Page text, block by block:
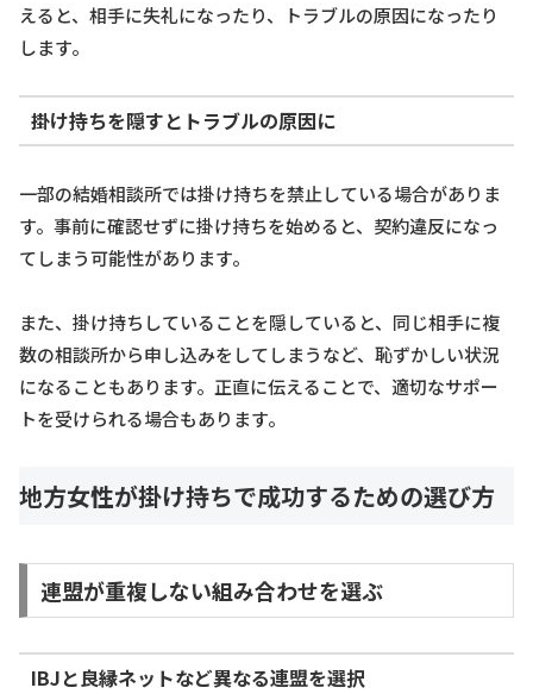
えると、相手に失礼になったり、トラブルの原因になったり
します。
掛け持ちを隠すとトラブルの原因に
一部の結婚相談所では掛け持ちを禁止している場合がありま
す。事前に確認せずに掛け持ちを始めると、契約違反になっ
てしまう可能性があります。
また、掛け持ちしていることを隠していると、同じ相手に複
数の相談所から申し込みをしてしまうなど、恥ずかしい状況
になることもあります。正直に伝えることで、適切なサポー
トを受けられる場合もあります。
地方女性が掛け持ちで成功するための選び方
連盟が重複しない組み合わせを選ぶ
IBJと良縁ネットなど異なる連盟を選択